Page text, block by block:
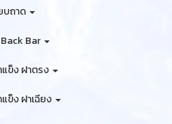
บถาด
Bar
แข็ง ฝาตรง
ข็ง ฝาเฉียง